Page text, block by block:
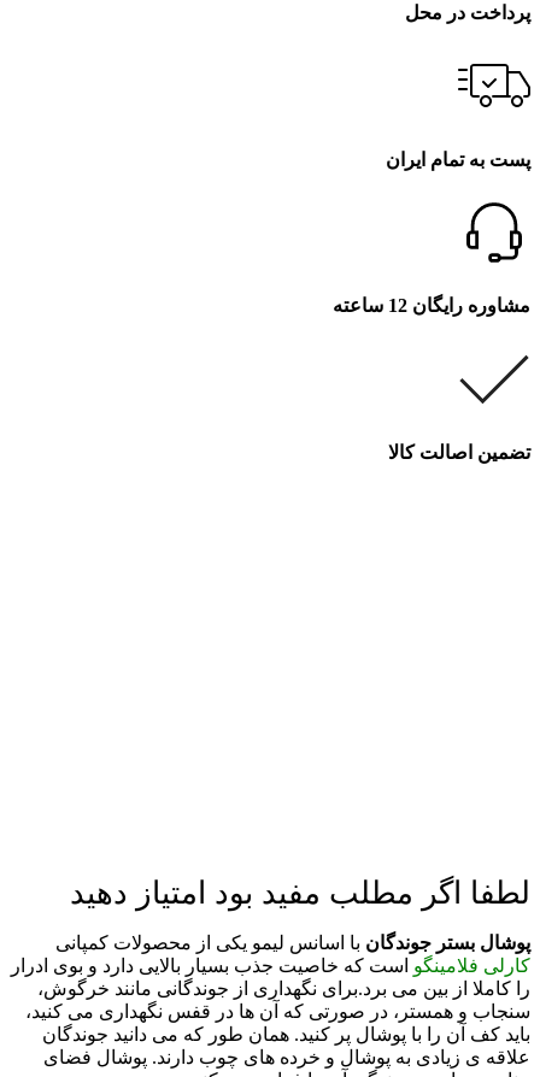
پرداخت در محل
پست به تمام ایران
مشاوره رایگان 12 ساعته
تضمین اصالت کالا
لطفا اگر مطلب مفید بود امتیاز دهید
پوشال بستر جوندگان با اسانس لیمو یکی از محصولات کمپانی
کارلی فلامینگو است که خاصیت جذب بسیار بالایی دارد و بوی ادرار
را کاملا از بین می برد.برای نگهداری از جوندگانی مانند خرگوش،
سنجاب و همستر، در صورتی که آن ها در قفس نگهداری می کنید،
باید کف آن را با پوشال پر کنید. همان طور که می دانید جوندگان
علاقه ی زیادی به پوشال و خرده های چوب دارند. پوشال فضای